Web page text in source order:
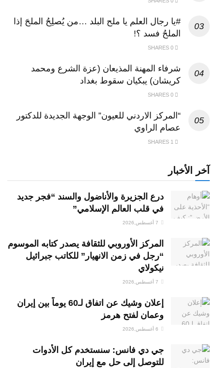
#يا رجال العلم يا ملح البلد …من يُصلِحُ الملحَ إذا
الملحُ فسد ؟!
شرفاء المهنة المذيعان (عزة الشرع ومحمد
كريشان) يبكيان سقوط بغداد
“المركز الاردني للعيون” الوجهة الجديدة للدكتور
عصام الراوي
آخر الأخبار
درع الجزيرة والأناضول والسند “فجر جديد
في قلب العالم الإسلامي”
المركز الأوروبي للثقافة يصدر كتابه الموسوم
“رجل في زمن الانهيار” للكاتب جبرائيل
نيكولاي
إعلان وشيك عن اتفاق لـ60 يوماً بين إيران
وعمان لفتح هرمز
جي دي فانس: سنستخدم كل الأدوات
للتوصل إلى حل مع إيران